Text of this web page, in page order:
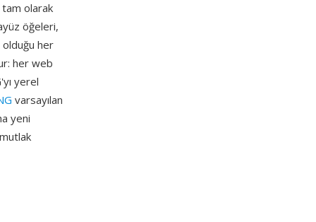
olarak
öğeleri,
her
her web
yerel
varsayılan
yeni